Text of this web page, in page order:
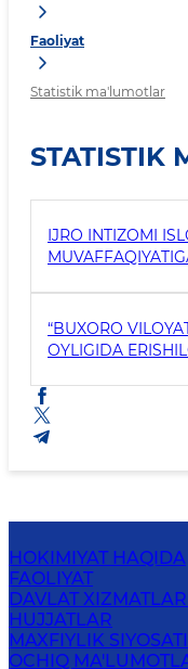
Faoliyat
Statistik ma'lumotlar
STATISTIK
IJRO INTIZOMI
“BUXORO
OYLIGIDA
HOKIMIYAT HAQIDA
FAOLIYAT
DAVLAT
HUJJATLAR
MAXFIYLIK SIYOSATI
OCHIQ